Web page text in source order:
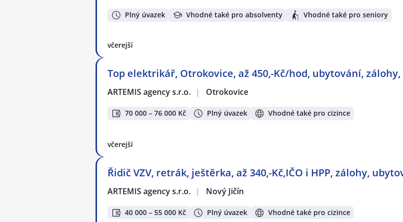
Plný úvazek Vhodné také pro absolventy Vhodné také pro seniory
včerejší
Top elektrikář, Otrokovice, až 450,-Kč/hod, ubytování, zálohy,
ARTEMIS agency s.r.o. | Otrokovice
70 000 – 76 000 Kč Plný úvazek Vhodné také pro cizince
včerejší
Řidič VZV, retrák, ještěrka, až 340,-Kč,IČO i HPP, zálohy,
ARTEMIS agency s.r.o. | Nový Jičín
40 000 – 55 000 Kč Plný úvazek Vhodné také pro cizince